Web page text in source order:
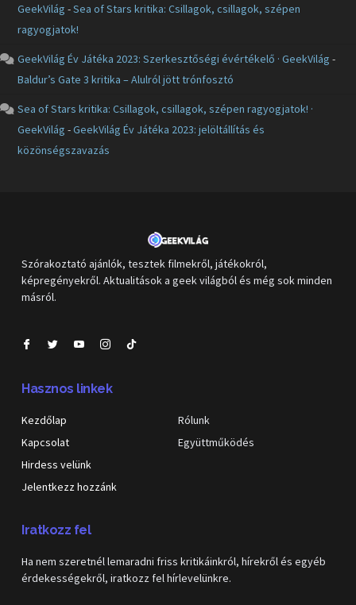
GeekVilág -Sea of Stars kritika: Csillagok, csillagok, szépen
ragyogjatok!
GeekVilág Év Játéka 2023: Szerkesztőségi évértékelő · GeekVilág -
Baldur’s Gate 3 kritika – Alulról jött trónfosztó
Sea of Stars kritika: Csillagok, csillagok, szépen ragyogjatok! ·
GeekVilág -GeekVilág Év Játéka 2023: jelöltállítás és
közönségszavazás
Szórakoztató ajánlók, tesztek filmekről, játékokról,
képregényekről. Aktualitások a geek világból és még sok minden
másról.
Hasznos linkek
Kezdőlap
Kapcsolat
Hirdess velünk
Jelentkezz hozzánk
Rólunk
Együttműködés
Iratkozz fel
Ha nem szeretnél lemaradni friss kritikáinkról, hírekről és egyéb
érdekességekről, iratkozz fel hírlevelünkre.